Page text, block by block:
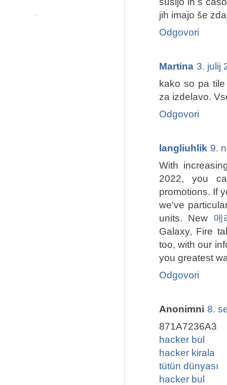
jih imajo še
Odgovori
Martina 3. julij
kako so pa
za izdelavo.
Odgovori
langliuhlik 9.
With
2022, you
promotions. If
we've
units. New 메
Galaxy, Fire
too, with our
you greatest
Odgovori
Anonimni 8.
871A7236A3
hacker bul
hacker kirala
tütün dünyası
hacker bul